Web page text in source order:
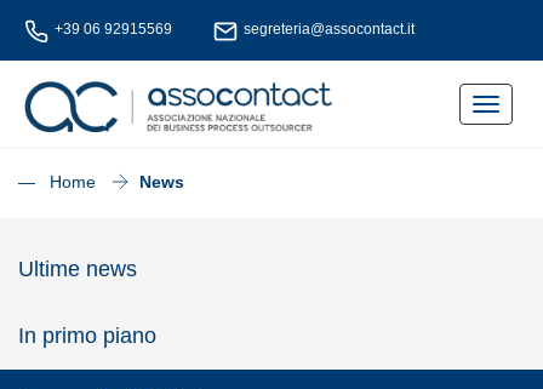
+39 06 92915569 segreteria@assocontact.it
Toggle
— Home News
Ultime news
In primo piano